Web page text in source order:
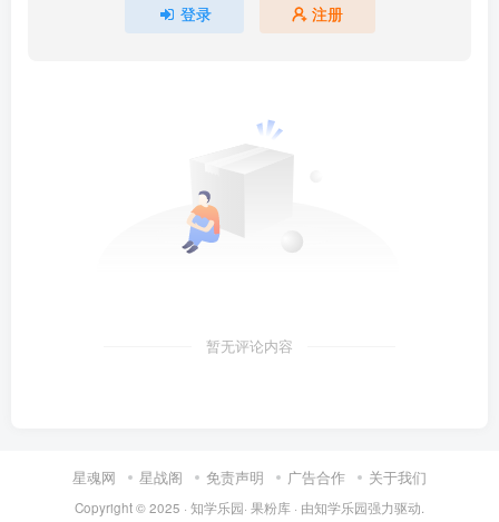
登录 注册
暂无评论内容
星魂网 星战阁 免责声明 广告合作 关于我们
Copyright © 2025 · 知学乐园· 果粉库 · 由知学乐园强力驱动.